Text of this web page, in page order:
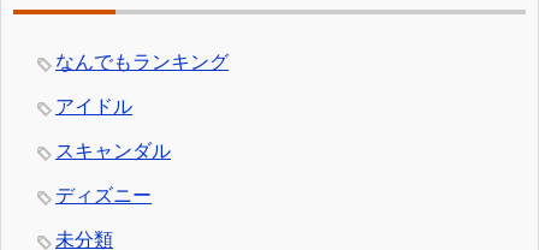
なんでもランキング
アイドル
スキャンダル
ディズニー
未分類